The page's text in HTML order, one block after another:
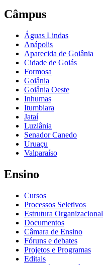
Câmpus
Águas Lindas
Anápolis
Aparecida de Goiânia
Cidade de Goiás
Formosa
Goiânia
Goiânia Oeste
Inhumas
Itumbiara
Jataí
Luziânia
Senador Canedo
Uruaçu
Valparaíso
Ensino
Cursos
Processos Seletivos
Estrutura Organizacional
Documentos
Câmara de Ensino
Fóruns e debates
Projetos e Programas
Editais